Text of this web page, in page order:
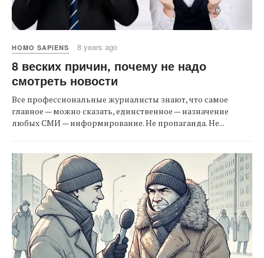
HOMO SAPIENS 8 years ago
8 веских причин, почему не надо
смотреть новости
Все профессиональные журналисты знают, что самое
главное — можно сказать, единственное — назначение
любых СМИ — информирование. Не пропаганда. Не...